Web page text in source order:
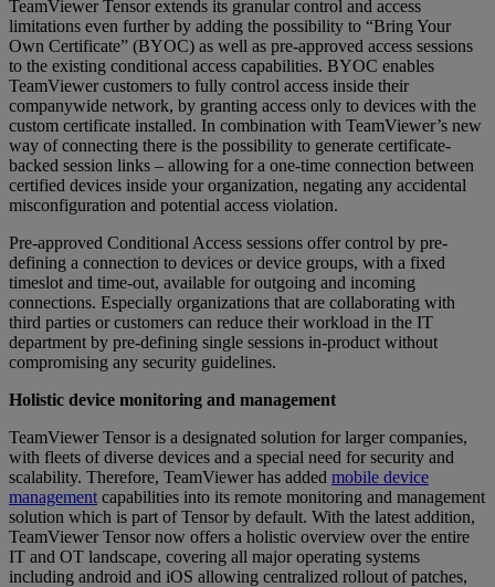
TeamViewer Tensor extends its granular control and access
limitations even further by adding the possibility to “Bring Your
Own Certificate” (BYOC) as well as pre-approved access sessions
to the existing conditional access capabilities. BYOC enables
TeamViewer customers to fully control access inside their
companywide network, by granting access only to devices with the
custom certificate installed. In combination with TeamViewer’s new
way of connecting there is the possibility to generate certificate-
backed session links – allowing for a one-time connection between
certified devices inside your organization, negating any accidental
misconfiguration and potential access violation.
Pre-approved Conditional Access sessions offer control by pre-
defining a connection to devices or device groups, with a fixed
timeslot and time-out, available for outgoing and incoming
connections. Especially organizations that are collaborating with
third parties or customers can reduce their workload in the IT
department by pre-defining single sessions in-product without
compromising any security guidelines.
Holistic device monitoring and management
TeamViewer Tensor is a designated solution for larger companies,
with fleets of diverse devices and a special need for security and
scalability. Therefore, TeamViewer has added mobile device
management capabilities into its remote monitoring and management
solution which is part of Tensor by default. With the latest addition,
TeamViewer Tensor now offers a holistic overview over the entire
IT and OT landscape, covering all major operating systems
including android and iOS allowing centralized rollout of patches,